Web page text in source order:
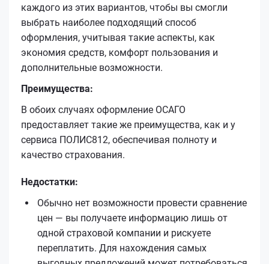
каждого из этих вариантов, чтобы вы смогли
выбрать наиболее подходящий способ
оформления, учитывая такие аспекты, как
экономия средств, комфорт пользования и
дополнительные возможности.
Преимущества:
В обоих случаях оформление ОСАГО
предоставляет такие же преимущества, как и у
сервиса ПОЛИС812, обеспечивая полноту и
качество страхования.
Недостатки:
Обычно нет возможности провести сравнение
цен — вы получаете информацию лишь от
одной страховой компании и рискуете
переплатить. Для нахождения самых